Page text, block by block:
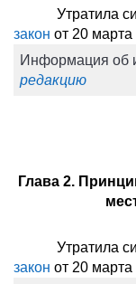
Утратила
закон от 20
Информация об
редакцию
Глава 2.
Утратила
закон от 20